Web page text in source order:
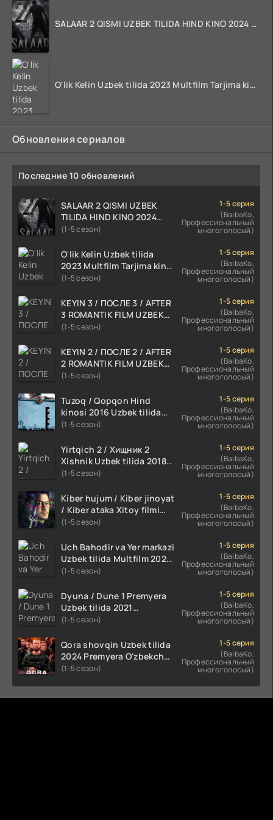
SALAAR 2 QISMI UZBEK TILIDA HIND KINO 2024 TARJIMA 720p HD Skachat
O'lik Kelin Uzbek tilida 2023 Multfilm Tarjima kino skachat
Обновления сериалов
Последние 10 обновлений
SALAAR 2 QISMI UZBEK
TILIDA HIND KINO 2024
TARJIMA 720p HD Skachat
(1-5 сезон)
1-5 серия
(BaibaKo,
Профессиональный
многоголосый)
O'lik Kelin Uzbek tilida
2023 Multfilm Tarjima kino
skachat
(1-5 сезон)
1-5 серия
(BaibaKo,
Профессиональный
многоголосый)
KEYIN 3 / ПОСЛЕ 3 / AFTER
3 ROMANTIK FILM UZBEK
TILIDA 2021 TARJIMA FILM
(1-5 сезон)
1-5 серия
(BaibaKo,
Профессиональный
многоголосый)
KEYIN 2 / ПОСЛЕ 2 / AFTER
2 ROMANTIK FILM UZBEK
TILIDA 2020 TARJIMA FILM
(1-5 сезон)
1-5 серия
(BaibaKo,
Профессиональный
многоголосый)
Tuzoq / Qopqon Hind
kinosi 2016 Uzbek tilida
tarjima film HD
(1-5 сезон)
1-5 серия
(BaibaKo,
Профессиональный
многоголосый)
Yirtqich 2 / Хищник 2
Xishnik Uzbek tilida 2018-
2024 O'zbekcha tarjima
(1-5 сезон)
1-5 серия
(BaibaKo,
Профессиональный
многоголосый)
Kiber hujum / Kiber jinoyat
/ Kiber ataka Xitoy filmi
Uzbek tilida O'zbekcha
HD skachat
(1-5 сезон)
1-5 серия
(BaibaKo,
Профессиональный
многоголосый)
Uch Bahodir va Yer markazi
Uzbek tilida Multfilm 2025
tarjima HD skachat
(1-5 сезон)
1-5 серия
(BaibaKo,
Профессиональный
многоголосый)
Dyuna / Dune 1 Premyera
Uzbek tilida 2021
O'zbekcha tarjima kino HD
(1-5 сезон)
1-5 серия
(BaibaKo,
Профессиональный
многоголосый)
Qora shovqin Uzbek tilida
2024 Premyera O'zbekcha
tarjima kino HD skachat
(1-5 сезон)
1-5 серия
(BaibaKo,
Профессиональный
многоголосый)